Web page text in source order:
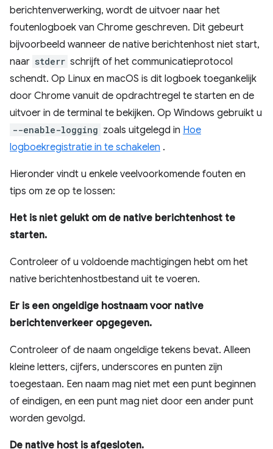
berichtenverwerking, wordt de uitvoer naar het
foutenlogboek van Chrome geschreven. Dit gebeurt
bijvoorbeeld wanneer de native berichtenhost niet start,
naar stderr schrijft of het communicatieprotocol
schendt. Op Linux en macOS is dit logboek toegankelijk
door Chrome vanuit de opdrachtregel te starten en de
uitvoer in de terminal te bekijken. Op Windows gebruikt u
--enable-logging zoals uitgelegd in Hoe
logboekregistratie in te schakelen .
Hieronder vindt u enkele veelvoorkomende fouten en
tips om ze op te lossen:
Het is niet gelukt om de native berichtenhost te
starten.
Controleer of u voldoende machtigingen hebt om het
native berichtenhostbestand uit te voeren.
Er is een ongeldige hostnaam voor native
berichtenverkeer opgegeven.
Controleer of de naam ongeldige tekens bevat. Alleen
kleine letters, cijfers, underscores en punten zijn
toegestaan. Een naam mag niet met een punt beginnen
of eindigen, en een punt mag niet door een ander punt
worden gevolgd.
De native host is afgesloten.